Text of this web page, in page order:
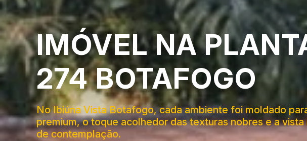
IMÓVEL NA
274 BOTAFOGO
No Ibiúna Vista Botafogo, cada ambiente foi moldado
premium, o toque acolhedor das texturas nobres e a
de contemplação.